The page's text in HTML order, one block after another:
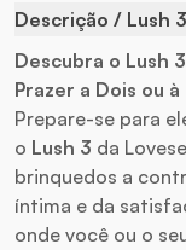
Descrição / Lush 3
Descubra o Lush
Prazer a Dois ou
Prepare-se para
o Lush 3 da
brinquedos a
íntima e da
onde você ou o